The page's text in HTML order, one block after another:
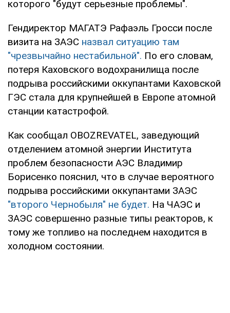
которого "будут серьезные проблемы".
Гендиректор МАГАТЭ Рафаэль Гросси после
визита на ЗАЭС назвал ситуацию там
"чрезвычайно нестабильной". По его словам,
потеря Каховского водохранилища после
подрыва российскими оккупантами Каховской
ГЭС стала для крупнейшей в Европе атомной
станции катастрофой.
Как сообщал OBOZREVATEL, заведующий
отделением атомной энергии Института
проблем безопасности АЭС Владимир
Борисенко пояснил, что в случае вероятного
подрыва российскими оккупантами ЗАЭС
"второго Чернобыля" не будет. На ЧАЭС и
ЗАЭС совершенно разные типы реакторов, к
тому же топливо на последнем находится в
холодном состоянии.